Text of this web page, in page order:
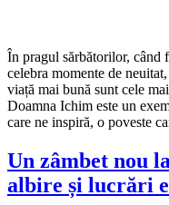
În pragul sărbătorilor, când
celebra momente de
viață mai bună sunt cele
Doamna Ichim este un
care ne inspiră, o poveste
Un zâmbet nou
albire și lucrări